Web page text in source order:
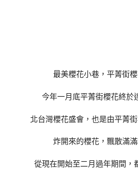
最美櫻花小巷，平菁街櫻
今年一月底平菁街櫻花終於
北台灣櫻花盛會，也是由平菁
炸開來的櫻花，飄散滿滿
從現在開始至二月過年期間，